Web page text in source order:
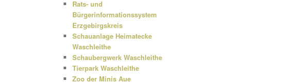
Rats- und
Bürgerinformationssystem
Erzgebirgskreis
Schauanlage Heimatecke
Waschleithe
Schaubergwerk Waschleithe
Tierpark Waschleithe
Zoo der Minis Aue